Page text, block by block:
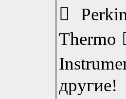

Thermo